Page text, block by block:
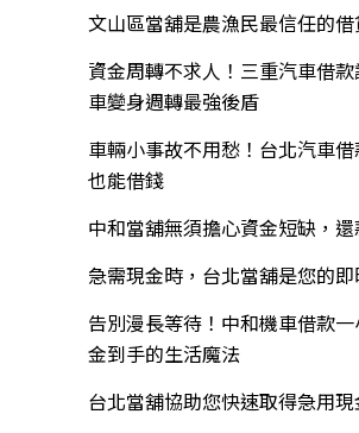
文山區當舖是農漁民最信任的
資金周轉不求人！三重汽車借
車變身週轉最強後盾
車輛小事故不用愁！台北汽車
也能借錢
中和當舖無須擔心資金短缺，
急需現金時，台北當舖是您的
告別漫長等待！中和機車借款
金到手的生活魔法
台北當舖協助您快速取得急用現